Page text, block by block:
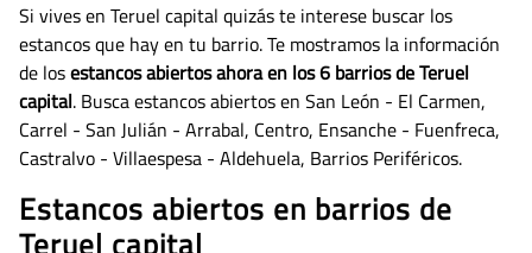
Si vives en Teruel capital quizás te interese buscar los
estancos que hay en tu barrio. Te mostramos la información
de losestancos abiertos ahora en los 6 barrios de Teruel
capital. Busca estancos abiertos en San León - El Carmen,
Carrel - San Julián - Arrabal, Centro, Ensanche - Fuenfreca,
Castralvo - Villaespesa - Aldehuela, Barrios Periféricos.
Estancos abiertos en barrios de